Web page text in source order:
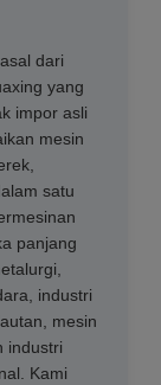
dari
yang
impor asli
mesin
satu
panjang
industri
mesin
industri
Kami